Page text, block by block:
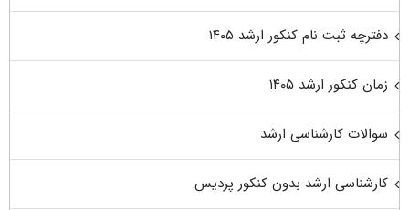
دفترچه ثبت نام کنکور ارشد ۱۴۰۵
زمان کنکور ارشد ۱۴۰۵
سوالات کارشناسی ارشد
کارشناسی ارشد بدون کنکور پردیس